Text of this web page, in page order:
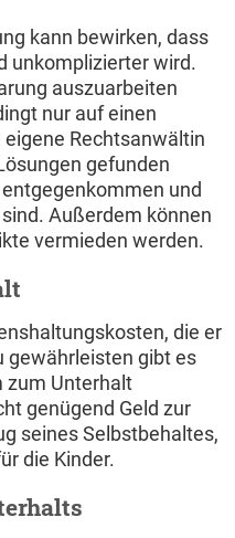
kann bewirken, dass
unkomplizierter wird.
auszuarbeiten
nur auf einen
Rechtsanwältin
gefunden
und
Außerdem können
vermieden werden.
die er
gewährleisten gibt es
zum Unterhalt
genügend Geld zur
seines Selbstbehaltes,
die Kinder.